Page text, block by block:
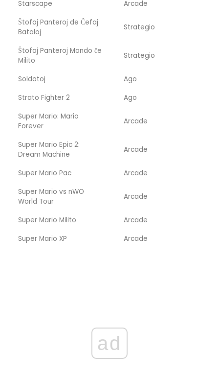
Starscape
Arcade
Ŝtofaj Panteroj de Ĉefaj
Bataloj
Strategio
Ŝtofaj Panteroj Mondo ĉe
Milito
Strategio
Soldatoj
Ago
Strato Fighter 2
Ago
Super Mario: Mario
Forever
Arcade
Super Mario Epic 2:
Dream Machine
Arcade
Super Mario Pac
Arcade
Super Mario vs nWO
World Tour
Arcade
Super Mario Milito
Arcade
Super Mario XP
Arcade
ad